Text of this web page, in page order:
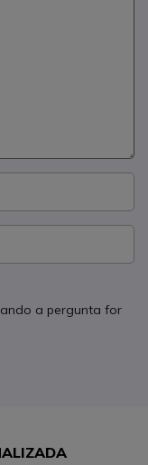
a pergunta for